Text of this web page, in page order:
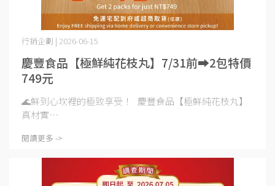
慶豐食品【極鮮純花枝丸】7/31前➡️2包特價
749元
行銷企劃 | 2026-06-15
🌊鮮到心坎裡的極致享受！ 慶豐食品【極鮮純花枝丸】
真材實⋯
閱讀更多 ->